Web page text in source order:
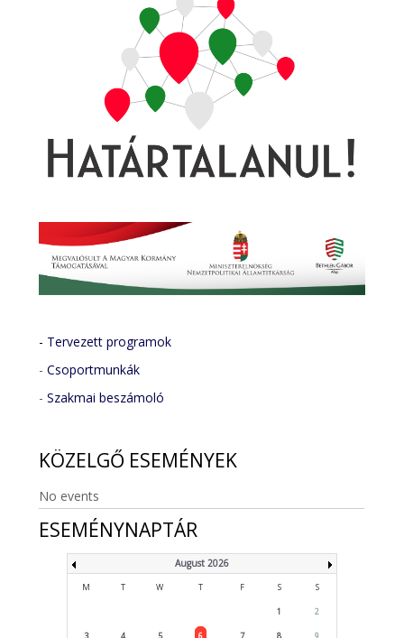
- Tervezett programok
-Csoportmunkák
-Szakmai beszámoló
KÖZELGŐ ESEMÉNYEK
No events
ESEMÉNYNAPTÁR
August 2026
M T W T F S S
1 2
3 4 5 6 7 8 9